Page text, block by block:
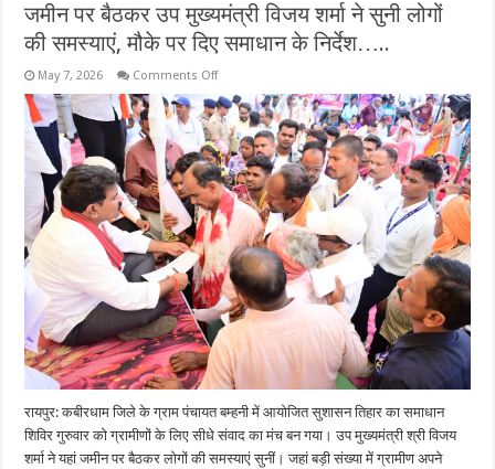
जमीन पर बैठकर उप मुख्यमंत्री विजय शर्मा ने सुनी लोगों
की समस्याएं, मौके पर दिए समाधान के निर्देश…..
May 7, 2026 Comments Offon
पर
बैठकर
उप
मुख्यमंत्री
विजय
शर्मा
ने
सुनी
लोगों
की
समस्याएं,
मौके
पर
दिए
समाधान
के
निर्देश…..
रायपुर: कबीरधाम जिले के ग्राम पंचायत बम्हनी में आयोजित सुशासन तिहार का समाधान
शिविर गुरुवार को ग्रामीणों के लिए सीधे संवाद का मंच बन गया। उप मुख्यमंत्री श्री विजय
शर्मा ने यहां जमीन पर बैठकर लोगों की समस्याएं सुनीं। जहां बड़ी संख्या में ग्रामीण अपने